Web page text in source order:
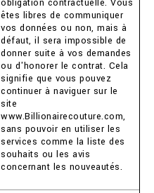
obligation contractuelle. Vous
êtes libres de communiquer
vos données ou non, mais à
défaut, il sera impossible de
donner suite à vos demandes
ou d'honorer le contrat. Cela
signifie que vous pouvez
continuer à naviguer sur le
site
www.Billionairecouture.com,
sans pouvoir en utiliser les
services comme la liste des
souhaits ou les avis
concernant les nouveautés.